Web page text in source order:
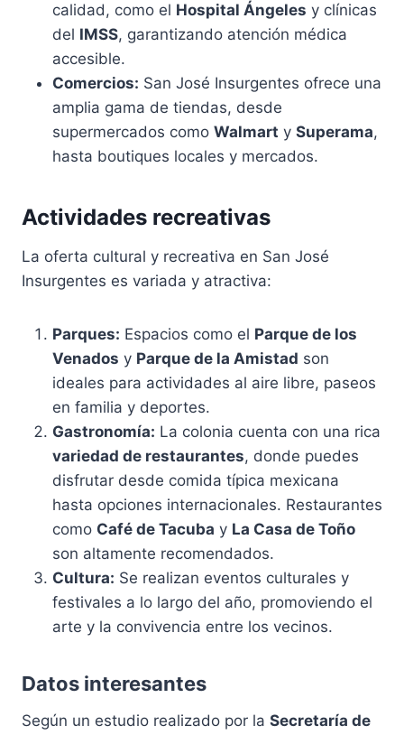
calidad, como el Hospital Ángeles y clínicas
del IMSS, garantizando atención médica
accesible.
Comercios: San José Insurgentes ofrece una
amplia gama de tiendas, desde
supermercados como Walmart y Superama,
hasta boutiques locales y mercados.
Actividades recreativas
La oferta cultural y recreativa en San José
Insurgentes es variada y atractiva:
Parques: Espacios como el Parque de los
Venados y Parque de la Amistad son
ideales para actividades al aire libre, paseos
en familia y deportes.
Gastronomía: La colonia cuenta con una rica
variedad de restaurantes, donde puedes
disfrutar desde comida típica mexicana
hasta opciones internacionales. Restaurantes
como Café de Tacuba y La Casa de Toño
son altamente recomendados.
Cultura: Se realizan eventos culturales y
festivales a lo largo del año, promoviendo el
arte y la convivencia entre los vecinos.
Datos interesantes
Según un estudio realizado por la Secretaría de